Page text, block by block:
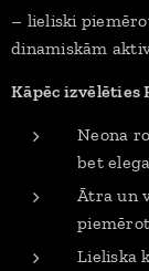
– lieliski
dinamiskām
Kāpēc izvēlēties
Neona
bet
Ātra un
Lieliska